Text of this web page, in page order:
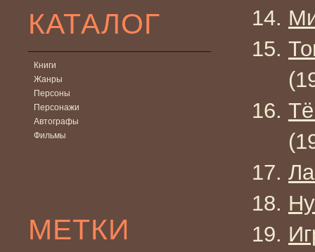
КАТАЛОГ
Книги
Жанры
Персоны
Персонажи
Автографы
Фильмы
МЕТКИ